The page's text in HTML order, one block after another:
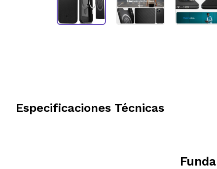
Especificaciones Técnicas